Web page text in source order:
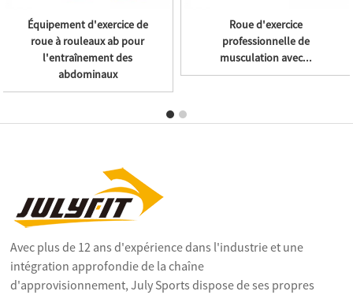
Équipement d'exercice de
roue à rouleaux ab pour
l'entraînement des
abdominaux
Roue d'exercice
professionnelle de
musculation avec...
Avec plus de 12 ans d'expérience dans l'industrie et une
intégration approfondie de la chaîne
d'approvisionnement, July Sports dispose de ses propres